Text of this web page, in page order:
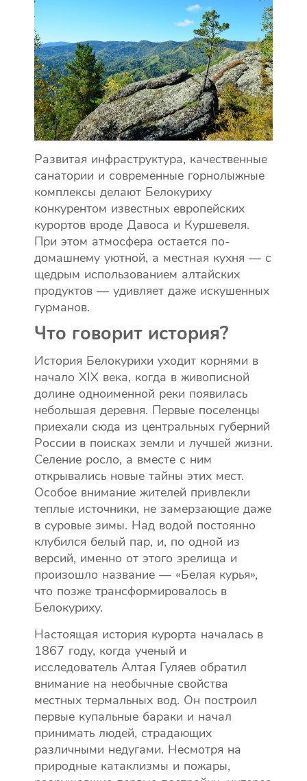
Развитая инфраструктура, качественные
санатории и современные горнолыжные
комплексы делают Белокуриху
конкурентом известных европейских
курортов вроде Давоса и Куршевеля.
При этом атмосфера остается по-
домашнему уютной, а местная кухня — с
щедрым использованием алтайских
продуктов — удивляет даже искушенных
гурманов.
Что говорит история?
История Белокурихи уходит корнями в
начало XIX века, когда в живописной
долине одноименной реки появилась
небольшая деревня. Первые поселенцы
приехали сюда из центральных губерний
России в поисках земли и лучшей жизни.
Селение росло, а вместе с ним
открывались новые тайны этих мест.
Особое внимание жителей привлекли
теплые источники, не замерзающие даже
в суровые зимы. Над водой постоянно
клубился белый пар, и, по одной из
версий, именно от этого зрелища и
произошло название — «Белая курья»,
что позже трансформировалось в
Белокуриху.
Настоящая история курорта началась в
1867 году, когда ученый и
исследователь Алтая Гуляев обратил
внимание на необычные свойства
местных термальных вод. Он построил
первые купальные бараки и начал
принимать людей, страдающих
различными недугами. Несмотря на
природные катаклизмы и пожары,